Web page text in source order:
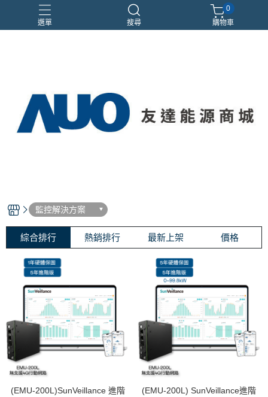
選單 搜尋
0
購物車
監控解決方案
綜合排行 熱銷排行 最新上架 價格
(EMU-200L)SunVeillance 進階
(EMU-200L) SunVeillance進階